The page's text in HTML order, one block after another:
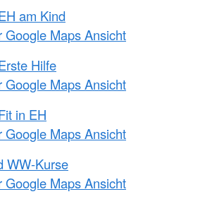
am Kind
Google Maps Ansicht
Hilfe
Google Maps Ansicht
in EH
Google Maps Ansicht
WW-Kurse
Google Maps Ansicht